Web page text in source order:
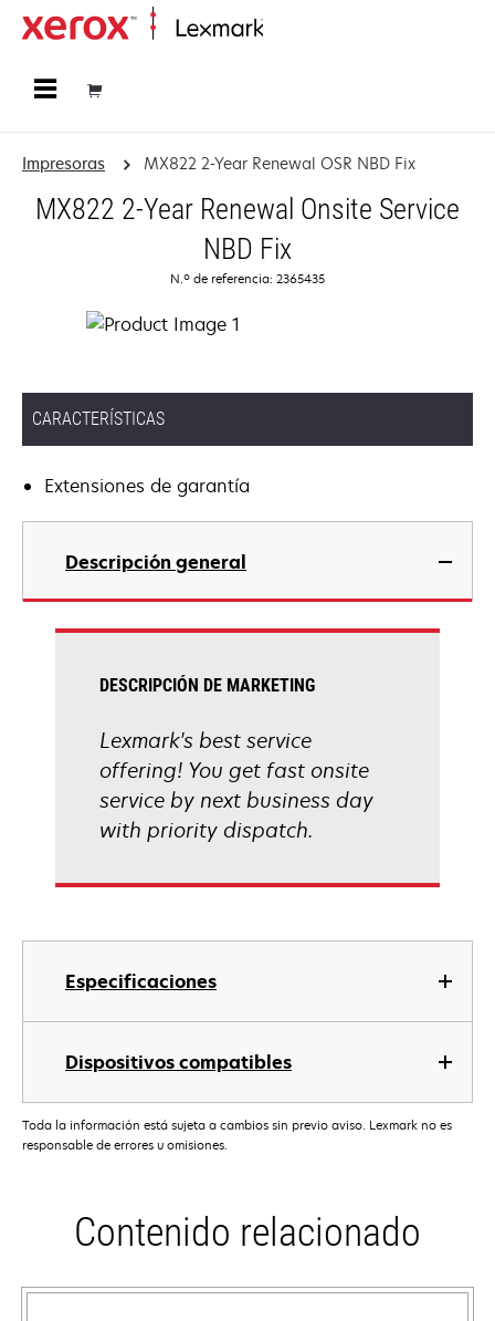
Impresoras MX822 2-Year Renewal OSR NBD Fix
MX822 2-Year Renewal Onsite Service
NBD Fix
N.º de referencia: 2365435
CARACTERÍSTICAS
Extensiones de garantía
Descripción general
Especificaciones
Dispositivos compatibles
DESCRIPCIÓN DE MARKETING
Lexmark's best service
offering! You get fast onsite
service by next business day
with priority dispatch.
Toda la información está sujeta a cambios sin previo aviso. Lexmark no es
responsable de errores u omisiones.
Contenido relacionado